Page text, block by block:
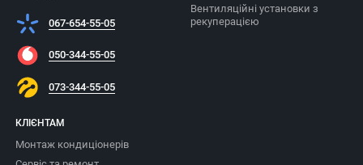
067-654-55-05
050-344-55-05
073-344-55-05
Вентиляційні установки з
рекуперацією
КЛІЄНТАМ
Монтаж кондиціонерів